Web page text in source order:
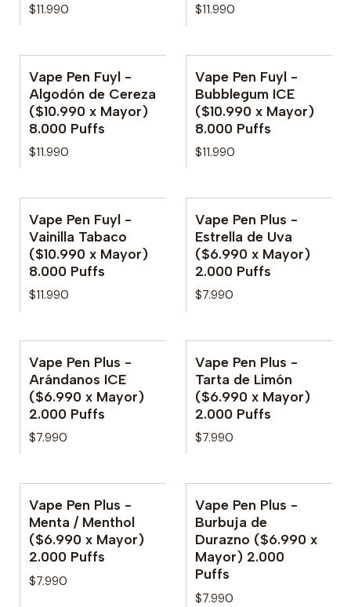
$11.990 $11.990
No disponible
Vape Pen Fuyl -
Algodón de Cereza
($10.990 x Mayor)
8.000 Puffs
$11.990
No disponible
Vape Pen Fuyl -
Bubblegum ICE
($10.990 x Mayor)
8.000 Puffs
$11.990
No disponible
Vape Pen Fuyl -
Vainilla Tabaco
($10.990 x Mayor)
8.000 Puffs
$11.990
No disponible
Vape Pen Plus -
Estrella de Uva
($6.990 x Mayor)
2.000 Puffs
$7.990
No disponible
Vape Pen Plus -
Arándanos ICE
($6.990 x Mayor)
2.000 Puffs
$7.990
No disponible
Vape Pen Plus -
Tarta de Limón
($6.990 x Mayor)
2.000 Puffs
$7.990
No disponible
Vape Pen Plus -
Menta / Menthol
($6.990 x Mayor)
2.000 Puffs
$7.990
Vape Pen Plus -
Burbuja de
Durazno ($6.990 x
Mayor) 2.000
Puffs
$7.990